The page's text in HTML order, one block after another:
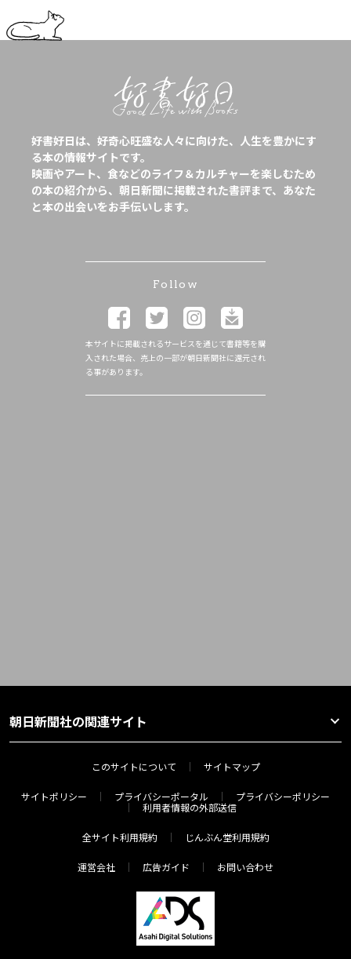
好書好日は、好奇心旺盛な人々に向けた、人生を豊かにす
る本の情報サイトです。
映画やアート、食などのライフ＆カルチャーを楽しむため
の本の紹介から、朝日新聞に掲載された書評まで、あなた
と本の出会いをお手伝いします。
Follow
本サイトに掲載されるサービスを通じて書籍等を購
入された場合、売上の一部が朝日新聞社に還元され
る事があります。
朝日新聞社の関連サイト
このサイトについて サイトマップ
サイトポリシー プライバシーポータル
プライバシーポリシー
利用者情報の外部送信
全サイト利用規約 じんぶん堂利用規約
運営会社 広告ガイド お問い合わせ